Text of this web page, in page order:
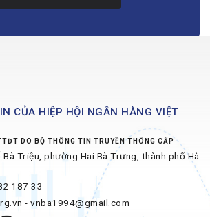
CỦA HIỆP HỘI NGÂN HÀNG VIỆT
DO BỘ THÔNG TIN TRUYỀN THÔNG CẤP
Triệu, phường Hai Bà Trưng, thành phố Hà
187 33
- vnba1994@gmail.com